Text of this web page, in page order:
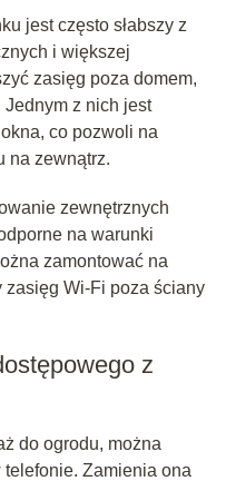
jest często słabszy z
i większej
zasięg poza domem,
z nich jest
co pozwoli na
na zewnątrz.
zewnętrznych
na warunki
zamontować na
zasięg Wi-Fi poza ściany
z
do ogrodu, można
Zamienia ona